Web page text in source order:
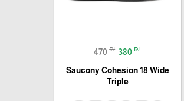
470 ₪ 380 ₪
Saucony Cohesion 18 Wide
Triple